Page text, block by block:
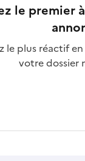
le premier
le plus réactif
votre dossier